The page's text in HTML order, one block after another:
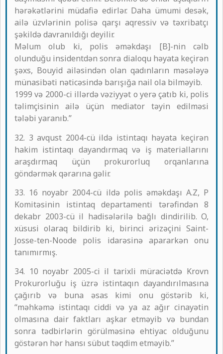
hərəkətlərini müdafiə edirlər. Daha ümumi desək,
ailə üzvlərinin polisə qarşı aqressiv və təxribatçı
şəkildə davranıldığı deyilir.
Məlum olub ki, polis əməkdaşı [B]-nin cəlb
olunduğu insidentdən sonra dialoqu həyata keçirən
şəxs, Bouyid ailəsindən olan qadınların məsələyə
münasibəti nəticəsində barışığa nail ola bilməyib.
1999 və 2000-ci illərdə vəziyyət o yerə çatıb ki, polis
təlimçisinin ailə üçün mediator təyin edilməsi
tələbi yaranıb.”
32. 3 avqust 2004-cü ildə istintaqı həyata keçirən
hakim istintaqı dayandırmaq və iş materiallarını
araşdırmaq üçün prokurorluq orqanlarına
göndərmək qərarına gəlir.
33. 16 noyabr 2004-cü ildə polis əməkdaşı A.Z, P
Komitəsinin istintaq departamenti tərəfindən 8
dekabr 2003-cü il hadisələrilə bağlı dindirilib. O,
xüsusi olaraq bildirib ki, birinci ərizəçini Saint-
Josse-ten-Noode polis idarəsinə apararkən onu
tanımırmış.
34. 10 noyabr 2005-ci il tarixli müraciətdə Krovn
Prokurorluğu iş üzrə istintaqın dayandırılmasına
çağırıb və buna əsas kimi onu göstərib ki,
“məhkəmə istintaqı ciddi və ya az ağır cinayətin
olmasına dair faktları aşkar etməyib və bundan
sonra tədbirlərin görülməsinə ehtiyac olduğunu
göstərən hər hansı sübut təqdim etməyib.”